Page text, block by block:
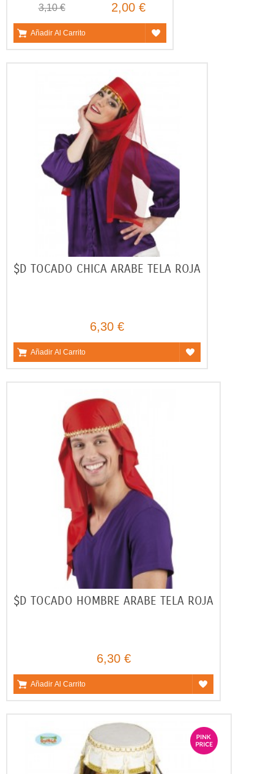
3,10 € 2,00 €
Añadir Al Carrito
$D TOCADO CHICA ARABE TELA ROJA
6,30 €
Añadir Al Carrito
$D TOCADO HOMBRE ARABE TELA ROJA
6,30 €
Añadir Al Carrito